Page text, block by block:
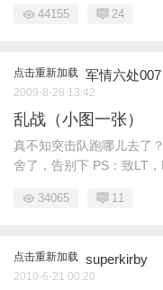
44155 24
点击重新加载 军情六处007
2009-8-28 13:42
乱战（小图一张）
真不知突击队跑哪儿去了
舍了，告别下 PS：致LT，
34065 11
点击重新加载 superkirby
2010-6-21 00:20